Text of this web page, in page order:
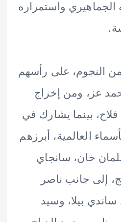
واستمراره
على رأسهم
ومن إخراج
يشارك في
أبرزهم
سانجاي
ناصر
وسيد